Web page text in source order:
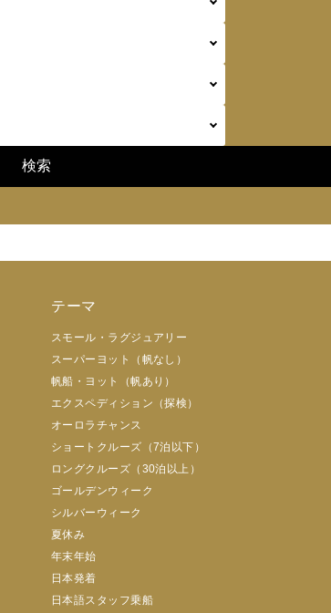
テーマ
スモール・ラグジュアリー
スーパーヨット（帆なし）
帆船・ヨット（帆あり）
エクスペディション（探検）
オーロラチャンス
ショートクルーズ（7泊以下）
ロングクルーズ（30泊以上）
ゴールデンウィーク
シルバーウィーク
夏休み
年末年始
日本発着
日本語スタッフ乗船